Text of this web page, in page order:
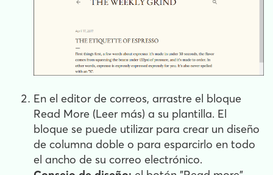
En el editor de correos, arrastre el bloque
Read More (Leer más) a su plantilla. El
bloque se puede utilizar para crear un diseño
de columna doble o para esparcirlo en todo
el ancho de su correo electrónico.